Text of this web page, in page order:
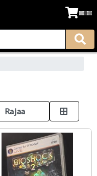
Rajaa